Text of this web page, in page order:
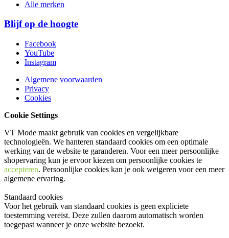
Alle merken
Blijf op de hoogte
Facebook
YouTube
Instagram
Algemene voorwaarden
Privacy
Cookies
Cookie Settings
VT Mode maakt gebruik van cookies en vergelijkbare
technologieën. We hanteren standaard cookies om een optimale
werking van de website te garanderen. Voor een meer persoonlijke
shopervaring kun je ervoor kiezen om persoonlijke cookies te
accepteren. Persoonlijke cookies kan je ook weigeren voor een meer
algemene ervaring.
Standaard cookies
Voor het gebruik van standaard cookies is geen expliciete
toestemming vereist. Deze zullen daarom automatisch worden
toegepast wanneer je onze website bezoekt.